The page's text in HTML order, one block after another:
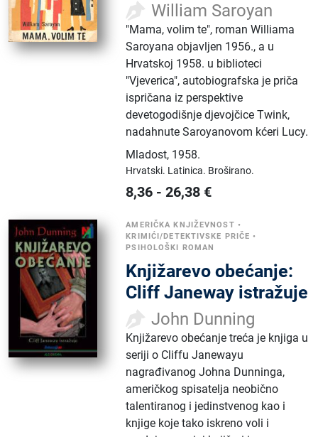
William Saroyan
"Mama, volim te", roman Williama
Saroyana objavljen 1956., a u
Hrvatskoj 1958. u biblioteci
"Vjeverica", autobiografska je priča
ispričana iz perspektive
devetogodišnje djevojčice Twink,
nadahnute Saroyanovom kćeri Lucy.
Mladost, 1958.
Hrvatski. Latinica. Broširano.
8,36 -26,38 €
AMERIČKA KNJIŽEVNOST •
KRIMIĆI/DETEKTIVSKE PRIČE •
PSIHOLOŠKI ROMAN
Knjižarevo obećanje:
Cliff Janeway istražuje
John Dunning
Knjižarevo obećanje treća je knjiga u
seriji o Cliffu Janewayu
nagrađivanog Johna Dunninga,
američkog spisatelja neobično
talentiranog i jedinstvenog kao i
knjige koje tako iskreno voli i